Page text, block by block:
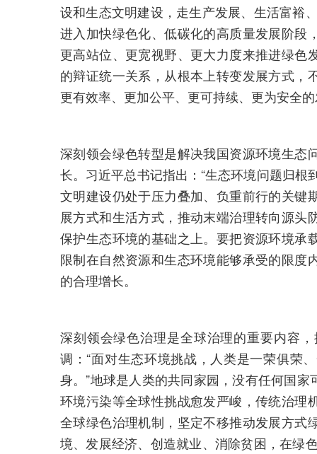
设和生态文明建设，走生产发展、生活富裕
进入加快绿色化、低碳化的高质量发展阶段
更高站位、更宽视野、更大力度来推进绿色
的辩证统一关系，从根本上转变发展方式，
更有效率、更加公平、更可持续、更为安全
深刻领会绿色转型是解决我国资源环境生态
长。习近平总书记指出：“生态环境问题归
文明建设仍处于压力叠加、负重前行的关键
展方式和生活方式，推动末端治理转向源
保护生态环境的基础之上。要把资源环境承
限制在自然资源和生态环境能够承受的限度
的合理增长。
深刻领会绿色治理是全球治理的重要内容
调：“面对生态环境挑战，人类是一荣俱荣
身。”地球是人类的共同家园，没有任何国
环境污染等全球性挑战愈发严峻，传统治理
全球绿色治理机制，坚定不移推动发展方式
境、发展经济、创造就业、消除贫困，在绿